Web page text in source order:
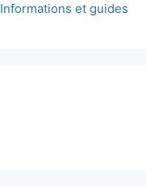
Informations et guides